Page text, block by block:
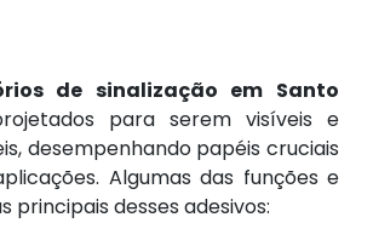
de sinalização em Santo
para serem visíveis e
desempenhando papéis cruciais
Algumas das funções e
desses adesivos: